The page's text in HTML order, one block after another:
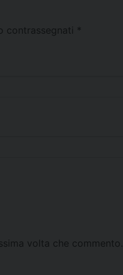
contrassegnati *
volta che commento.